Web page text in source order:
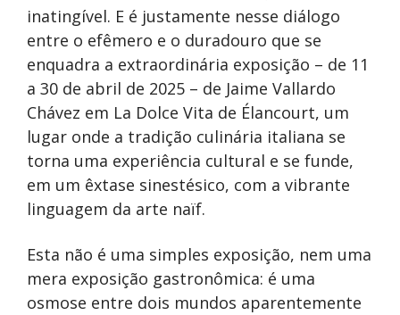
inatingível. E é justamente nesse diálogo
entre o efêmero e o duradouro que se
enquadra a extraordinária exposição – de 11
a 30 de abril de 2025 – de Jaime Vallardo
Chávez em La Dolce Vita de Élancourt, um
lugar onde a tradição culinária italiana se
torna uma experiência cultural e se funde,
em um êxtase sinestésico, com a vibrante
linguagem da arte naïf.
Esta não é uma simples exposição, nem uma
mera exposição gastronômica: é uma
osmose entre dois mundos aparentemente